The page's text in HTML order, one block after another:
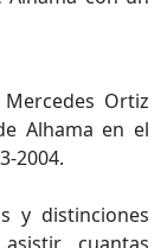
Ortiz
Alhama en el
2004.
y distinciones